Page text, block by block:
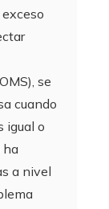
se
cuando
igual o
ha
a nivel